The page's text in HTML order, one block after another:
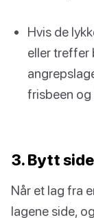
Hvis de
eller treffer
frisbeen og
3. Bytt
Når et lag fra
lagene side,